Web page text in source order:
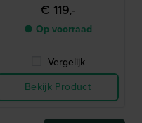
€ 119,-
● Op voorraad
Vergelijk
Bekijk Product